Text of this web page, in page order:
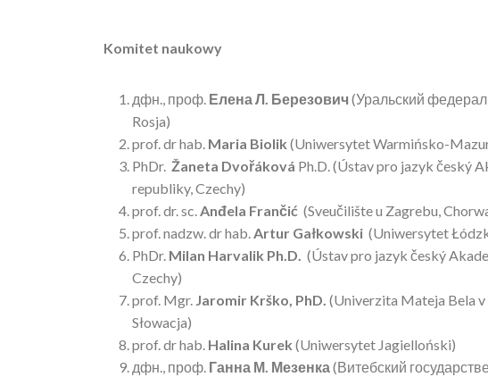
Komitet naukowy
дфн., проф.Елена Л. Березович(Уральский
Rosja)
prof. dr hab.Maria Biolik (Uniwersytet Warmińsko-
PhDr. Žaneta Dvořáková Ph.D. (Ústav pro jazyk český
republiky, Czechy)
prof. dr. sc.Anđela Frančić(Sveučilište u Zagrebu,
prof. nadzw. dr hab.Artur Gałkowski (Uniwersytet
PhDr. Milan Harvalik Ph.D. (Ústav pro jazyk český
Czechy)
prof. Mgr.Jaromir Krško, PhD. (Univerzita Mateja Bela
Słowacja)
prof. dr hab. Halina Kurek (Uniwersytet Jagielloński)
дфн., проф.Ганна М. Мезенка(Витебский